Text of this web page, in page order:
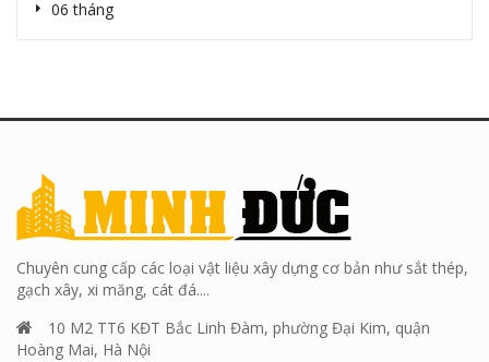
06 tháng
Chuyên cung cấp các loại vật liệu xây dựng cơ bản như sắt thép,
gạch xây, xi măng, cát đá....
10 M2 TT6 KĐT Bắc Linh Đàm, phường Đại Kim, quận
Hoàng Mai, Hà Nội